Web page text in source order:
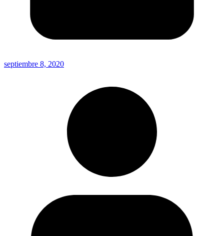
septiembre 8, 2020